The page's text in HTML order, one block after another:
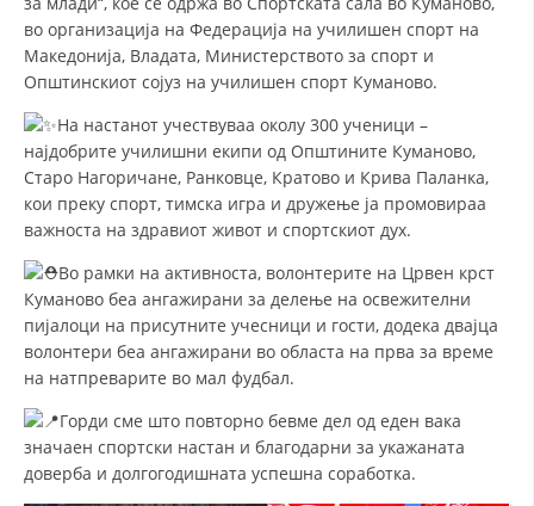
ЗАКОН ЗА ЦКРМ
СТАТУТ НА ЦКРМ
ОРГАНИЗАЦИЈА И РАЗВОЈ
СТРУКТУРА И ОРГАНИЗАЦИОНА ПОСТАВЕНОСТ
ДИСЕМИНАЦИЈА
MЕЃУНАРОДНО ХУМАНИТАРНО ПРАВО
ПРОМОЦИЈА НА ХУМАНИ ВРЕДНОСТИ
во организација на Федерација на училишен спорт на
Македонија, Владата, Министерството за спорт и
Општинскиот сојуз на училишен спорт Куманово.
На настанот учествуваа околу 300 ученици –
најдобрите училишни екипи од Општините Куманово,
Старо Нагоричане, Ранковце, Кратово и Крива Паланка,
кои преку спорт, тимска игра и дружење ја промовираа
важноста на здравиот живот и спортскиот дух.
Во рамки на активноста, волонтерите на Црвен крст
Куманово беа ангажирани за делење на освежителни
пијалоци на присутните учесници и гости, додека двајца
волонтери беа ангажирани во областа на прва за време
на натпреварите во мал фудбал.
Горди сме што повторно бевме дел од еден вака
значаен спортски настан и благодарни за укажаната
доверба и долгогодишната успешна соработка.